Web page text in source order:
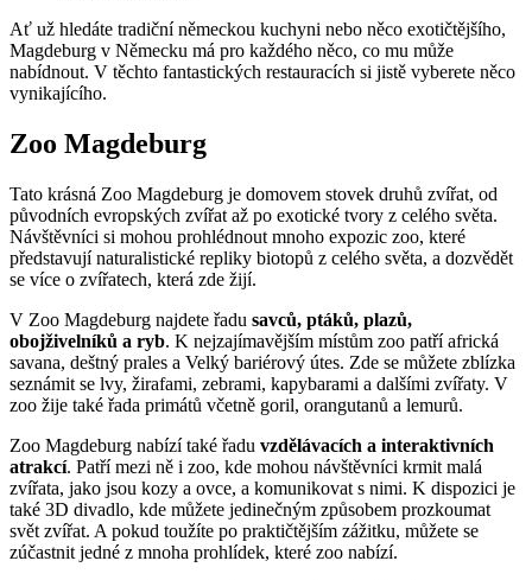
Ať už hledáte tradiční německou kuchyni nebo něco exotičtějšího,
Magdeburg v Německu má pro každého něco, co mu může
nabídnout. V těchto fantastických restauracích si jistě vyberete něco
vynikajícího.
Zoo Magdeburg
Tato krásná Zoo Magdeburg je domovem stovek druhů zvířat, od
původních evropských zvířat až po exotické tvory z celého světa.
Návštěvníci si mohou prohlédnout mnoho expozic zoo, které
představují naturalistické repliky biotopů z celého světa, a dozvědět
se více o zvířatech, která zde žijí.
V Zoo Magdeburg najdete řadu savců, ptáků, plazů,
obojživelníků a ryb. K nejzajímavějším místům zoo patří africká
savana, deštný prales a Velký bariérový útes. Zde se můžete zblízka
seznámit se lvy, žirafami, zebrami, kapybarami a dalšími zvířaty. V
zoo žije také řada primátů včetně goril, orangutanů a lemurů.
Zoo Magdeburg nabízí také řadu vzdělávacích a interaktivních
atrakcí. Patří mezi ně i zoo, kde mohou návštěvníci krmit malá
zvířata, jako jsou kozy a ovce, a komunikovat s nimi. K dispozici je
také 3D divadlo, kde můžete jedinečným způsobem prozkoumat
svět zvířat. A pokud toužíte po praktičtějším zážitku, můžete se
zúčastnit jedné z mnoha prohlídek, které zoo nabízí.